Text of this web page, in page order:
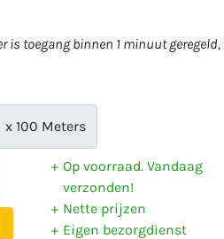
is toegang binnen 1 minuut
x 100 Meters
Op voorraad. Vandaag
verzonden!
Nette prijzen
Eigen bezorgdienst